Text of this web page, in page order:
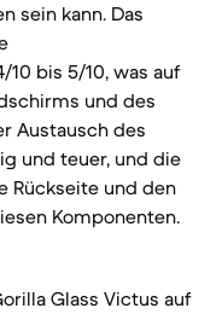
sein kann. Das
bis 5/10, was auf
und des
Austausch des
und teuer, und die
Rückseite und den
Komponenten.
Glass Victus auf